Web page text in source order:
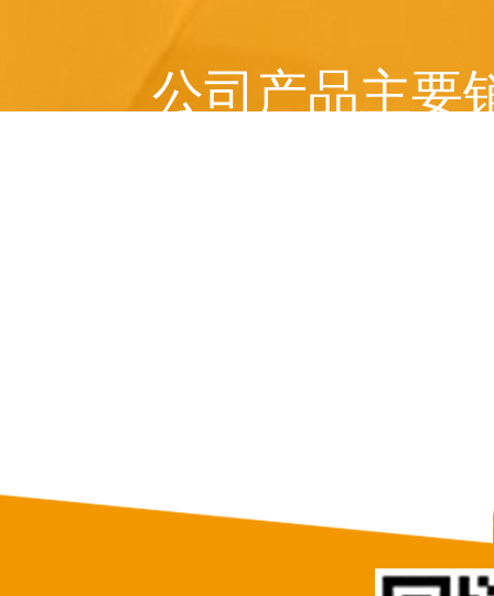
公司产品主要